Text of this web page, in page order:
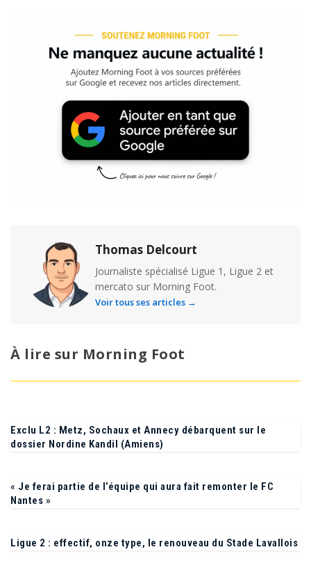
Thomas Delcourt
Journaliste spécialisé Ligue 1, Ligue 2 et
mercato sur Morning Foot.
Voir tous ses articles →
À lire sur Morning Foot
Exclu L2 : Metz, Sochaux et Annecy débarquent sur le
dossier Nordine Kandil (Amiens)
« Je ferai partie de l’équipe qui aura fait remonter le FC
Ligue 2 : effectif, onze type, le renouveau du Stade Lavallois